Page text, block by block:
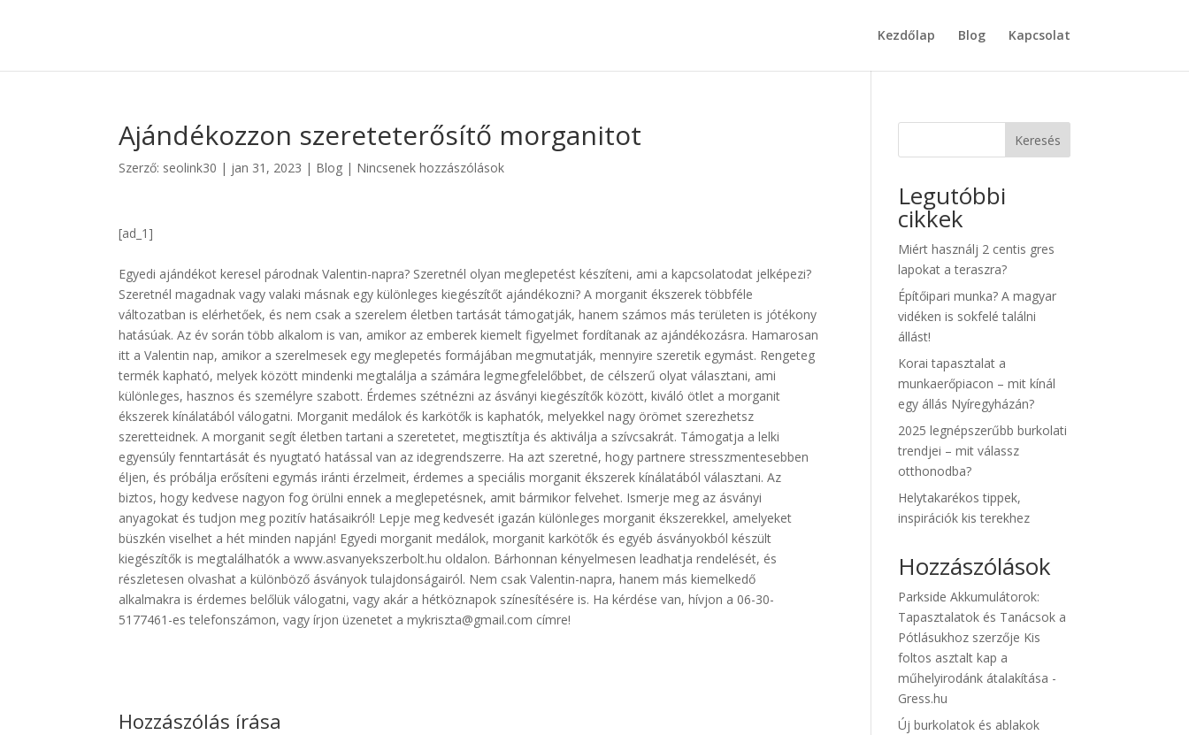
Kezdőlap Blog Kapcsolat
Ajándékozzon szereteterősítő morganitot
Szerző: seolink30 | jan 31, 2023 | Blog | Nincsenek hozzászólások
[ad_1]
Egyedi ajándékot keresel párodnak Valentin-napra? Szeretnél olyan meglepetést készíteni, ami a kapcsolatodat jelképezi?
Szeretnél magadnak vagy valaki másnak egy különleges kiegészítőt ajándékozni? A morganit ékszerek többféle
változatban is elérhetőek, és nem csak a szerelem életben tartását támogatják, hanem számos más területen is jótékony
hatásúak. Az év során több alkalom is van, amikor az emberek kiemelt figyelmet fordítanak az ajándékozásra. Hamarosan
itt a Valentin nap, amikor a szerelmesek egy meglepetés formájában megmutatják, mennyire szeretik egymást. Rengeteg
termék kapható, melyek között mindenki megtalálja a számára legmegfelelőbbet, de célszerű olyat választani, ami
különleges, hasznos és személyre szabott. Érdemes szétnézni az ásványi kiegészítők között, kiváló ötlet a morganit
ékszerek kínálatából válogatni. Morganit medálok és karkötők is kaphatók, melyekkel nagy örömet szerezhetsz
szeretteidnek. A morganit segít életben tartani a szeretetet, megtisztítja és aktiválja a szívcsakrát. Támogatja a lelki
egyensúly fenntartását és nyugtató hatással van az idegrendszerre. Ha azt szeretné, hogy partnere stresszmentesebben
éljen, és próbálja erősíteni egymás iránti érzelmeit, érdemes a speciális morganit ékszerek kínálatából választani. Az
biztos, hogy kedvese nagyon fog örülni ennek a meglepetésnek, amit bármikor felvehet. Ismerje meg az ásványi
anyagokat és tudjon meg pozitív hatásaikról! Lepje meg kedvesét igazán különleges morganit ékszerekkel, amelyeket
büszkén viselhet a hét minden napján! Egyedi morganit medálok, morganit karkötők és egyéb ásványokból készült
kiegészítők is megtalálhatók a www.asvanyekszerbolt.hu oldalon. Bárhonnan kényelmesen leadhatja rendelését, és
részletesen olvashat a különböző ásványok tulajdonságairól. Nem csak Valentin-napra, hanem más kiemelkedő
alkalmakra is érdemes belőlük válogatni, vagy akár a hétköznapok színesítésére is. Ha kérdése van, hívjon a 06-30-
5177461-es telefonszámon, vagy írjon üzenetet a mykriszta@gmail.com címre!
Hozzászólás írása
Keresés
Legutóbbi
cikkek
Miért használj 2 centis gres
lapokat a teraszra?
Építőipari munka? A magyar
vidéken is sokfelé találni
állást!
Korai tapasztalat a
munkaerőpiacon – mit kínál
egy állás Nyíregyházán?
2025 legnépszerűbb burkolati
trendjei – mit válassz
otthonodba?
Helytakarékos tippek,
inspirációk kis terekhez
Hozzászólások
Parkside Akkumulátorok:
Tapasztalatok és Tanácsok a
Pótlásukhoz szerzője Kis
foltos asztalt kap a
műhelyirodánk átalakítása -
Gress.hu
Új burkolatok és ablakok